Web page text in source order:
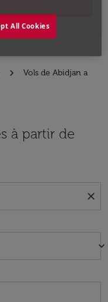
Vols de Abidjan a
à partir de
close
keyboard_arrow_down
All Cookies